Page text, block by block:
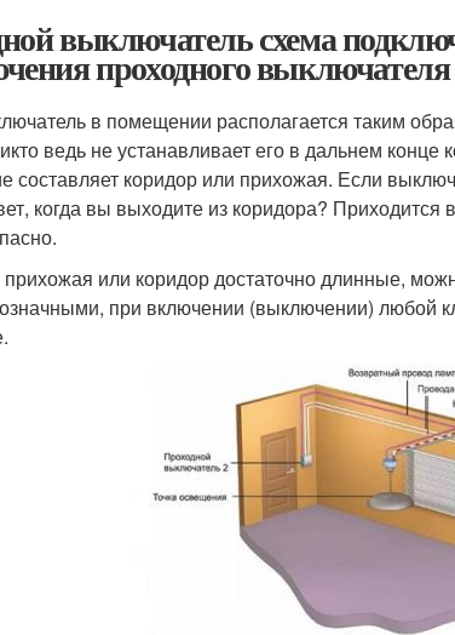
выключатель схема
проходного выключателя
в помещении располагается таким
ведь не устанавливает его в дальнем
составляет коридор или прихожая. Если
когда вы выходите из коридора?
или коридор достаточно длинные,
при включении (выключении) любой